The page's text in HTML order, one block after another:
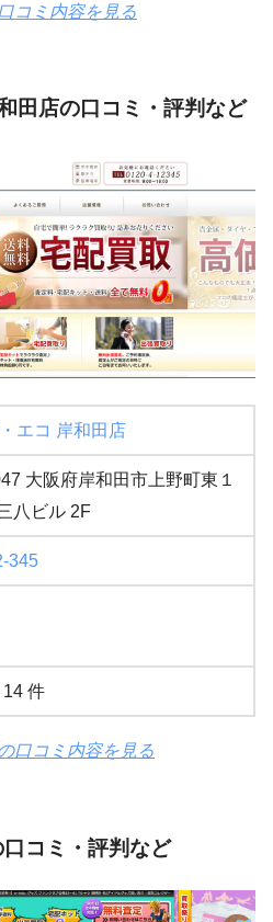
コミ内容を見る
田店の口コミ・評判など
エコ 岸和田店
大阪府岸和田市上野町東１
八ビル 2F
345
14 件
口コミ内容を見る
コミ・評判など